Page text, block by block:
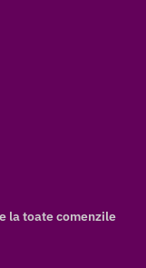
la toate comenzile